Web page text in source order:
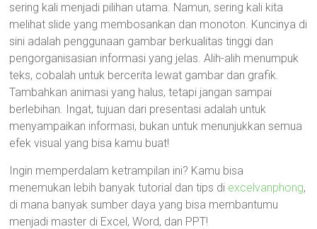
sering kali menjadi pilihan utama. Namun, sering kali kita
melihat slide yang membosankan dan monoton. Kuncinya di
sini adalah penggunaan gambar berkualitas tinggi dan
pengorganisasian informasi yang jelas. Alih-alih menumpuk
teks, cobalah untuk bercerita lewat gambar dan grafik.
Tambahkan animasi yang halus, tetapi jangan sampai
berlebihan. Ingat, tujuan dari presentasi adalah untuk
menyampaikan informasi, bukan untuk menunjukkan semua
efek visual yang bisa kamu buat!
Ingin memperdalam ketrampilan ini? Kamu bisa
menemukan lebih banyak tutorial dan tips di excelvanphong,
di mana banyak sumber daya yang bisa membantumu
menjadi master di Excel, Word, dan PPT!